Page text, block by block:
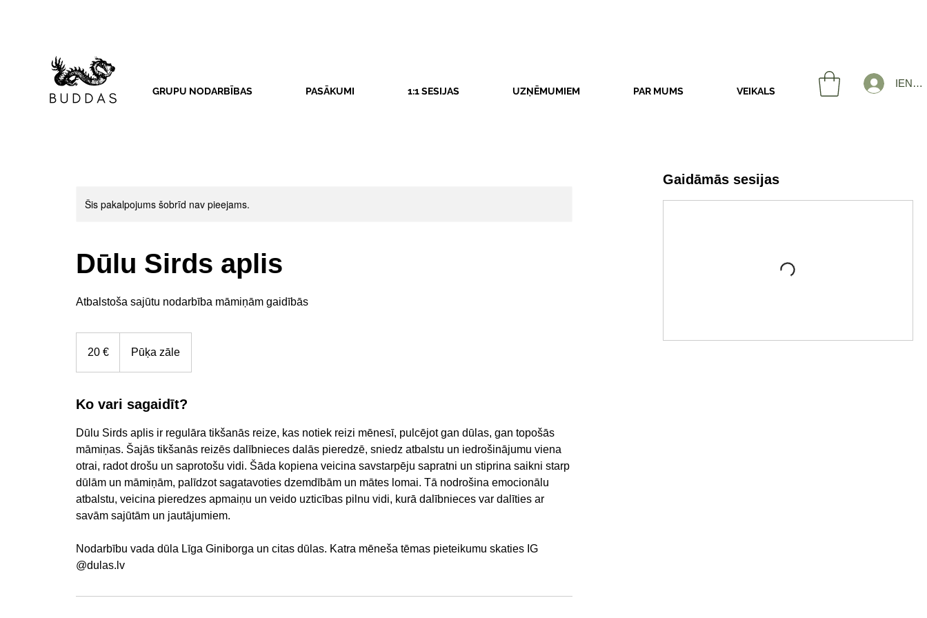
GRUPU NODARBĪBAS PASĀKUMI 1:1 SESIJAS UZŅĒMUMIEM PAR MUMS VEIKALS
Šis pakalpojums šobrīd nav pieejams.
Dūlu Sirds aplis
Atbalstoša sajūtu nodarbība māmiņām gaidībās
20 € Pūķa zāle
Ko vari sagaidīt?
Dūlu Sirds aplis ir regulāra tikšanās reize, kas notiek reizi mēnesī, pulcējot gan dūlas, gan topošās
māmiņas. Šajās tikšanās reizēs dalībnieces dalās pieredzē, sniedz atbalstu un iedrošinājumu viena
otrai, radot drošu un saprotošu vidi. Šāda kopiena veicina savstarpēju sapratni un stiprina saikni starp
dūlām un māmiņām, palīdzot sagatavoties dzemdībām un mātes lomai. Tā nodrošina emocionālu
atbalstu, veicina pieredzes apmaiņu un veido uzticības pilnu vidi, kurā dalībnieces var dalīties ar
savām sajūtām un jautājumiem.
Nodarbību vada dūla Līga Giniborga un citas dūlas. Katra mēneša tēmas pieteikumu skaties IG
@dulas.lv
Gaidāmās sesijas